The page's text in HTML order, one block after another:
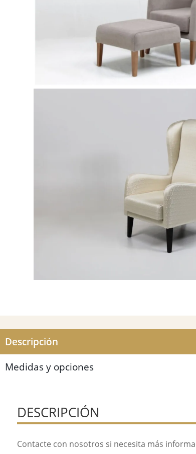
Descripción
Medidas y opciones
DESCRIPCIÓN
Contacte con nosotros si necesita más